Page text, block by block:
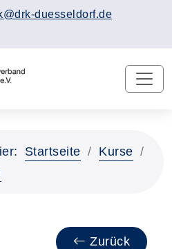
duesseldorf.de
Startseite
Kurse
Zurück